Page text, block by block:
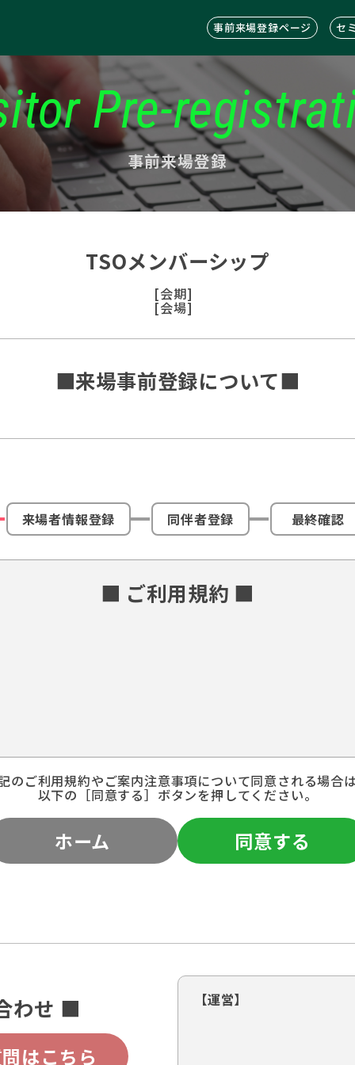
事前来場登録ページ セ
Pre-
事前来場登録
TSOメンバーシップ
[会期]
[会場]
■来場事前登録について■
来場者情報登録 同伴者登録 最終確認
■ ご利用規約 ■
のご利用規約やご案内注意事項について同意される場合
以下の［同意する］ボタンを押してください。
ホーム 同意する
わせ ■
はこちら
【運営】